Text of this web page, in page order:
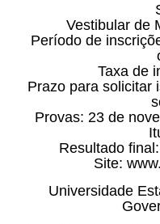
Vestibular de
Período de
Taxa de
Prazo para solicitar
Provas: 23 de
Resultado
Site:
Universidade